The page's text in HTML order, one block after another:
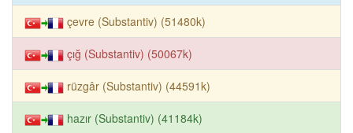
çevre (Substantiv) (51480k)
çığ (Substantiv) (50067k)
rüzgâr (Substantiv) (44591k)
hazır (Substantiv) (41184k)